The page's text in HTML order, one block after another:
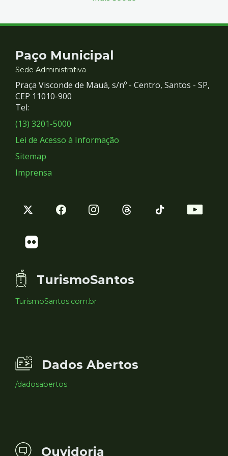
Contato
e
Redes
Sociais
Paço Municipal
Sede Administrativa
Praça Visconde de Mauá, s/nº - Centro, Santos - SP,
CEP 11010-900
Tel:
(13) 3201-5000
Lei de Acesso à Informação
Sitemap
Imprensa
TurismoSantos
TurismoSantos.com.br
Dados Abertos
/dadosabertos
Ouvidoria